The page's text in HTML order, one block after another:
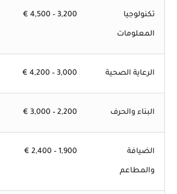
تكنولوجيا
المعلومات
3,200 – 4,500 €
الرعاية الصحية 3,000 – 4,200 €
البناء والحرف 2,200 – 3,000 €
الضيافة
والمطاعم
1,900 – 2,400 €